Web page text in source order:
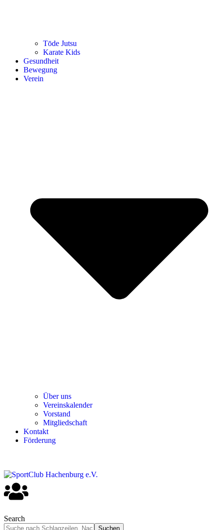
Tōde Jutsu
Kara­te Kids
Gesund­heit
Bewe­gung
Ver­ein
Über uns
Ver­einska­len­der
Vor­stand
Mit­glied­schaft
Kon­takt
För­de­rung
Search